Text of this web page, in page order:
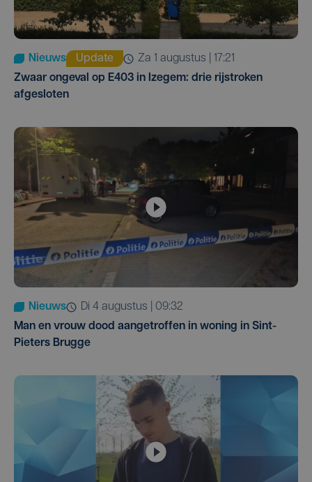
Nieuws Update
za 1 augustus | 17:21
Zwaar ongeval op E403 in Izegem: drie rijstroken
afgesloten
Nieuws
di 4 augustus | 09:32
Man en vrouw dood aangetroffen in woning in Sint-
Pieters Brugge